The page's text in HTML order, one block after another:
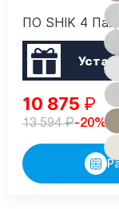
ПО SHIK 4
10 875 ₽
13 594₽-20%